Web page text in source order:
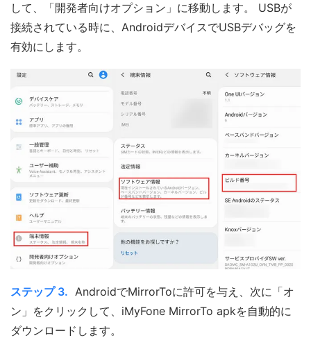
して、「開発者向けオプション」に移動します。 USBが
接続されている時に、AndroidデバイスでUSBデバッグを
有効にします。
ステップ 3. AndroidでMirrorToに許可を与え、次に「オ
ン」をクリックして、iMyFone MirrorTo apkを自動的に
ダウンロードします。